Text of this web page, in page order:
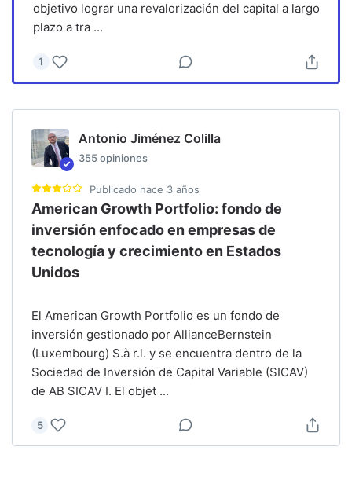
objetivo lograr una revalorización del capital a largo
plazo a tra...
1
Antonio Jiménez Colilla
355opiniones
Publicado hace 3 años
American Growth Portfolio: fondo de
inversión enfocado en empresas de
tecnología y crecimiento en Estados
Unidos
El American Growth Portfolio es un fondo de
inversión gestionado por AllianceBernstein
(Luxembourg) S.à r.l. y se encuentra dentro de la
Sociedad de Inversión de Capital Variable (SICAV)
de AB SICAV I. El objet ...
5